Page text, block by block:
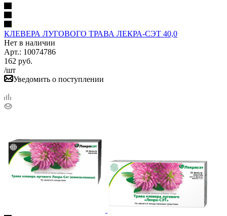
КЛЕВЕРА ЛУГОВОГО ТРАВА ЛЕКРА-СЭТ 40,0
Нет в наличии
Арт.: 10074786
162 руб.
/шт
Уведомить о поступлении